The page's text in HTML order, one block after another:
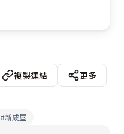
複製連結
更多
#新成屋